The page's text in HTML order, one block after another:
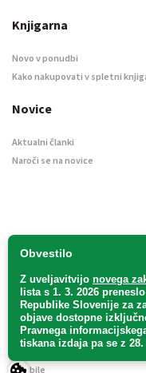
Obvestilo
Z uveljavitvijo novega
lista s 1. 3. 2026 preneslo
Republike Slovenije za
objave dostopne
Pravnega
tiskana izdaja pa se z
Knjigarna
Novo v ponudbi
Kako nakupovati v spletni
Novice
Aktualni članki
Naroči se na novice
Uradni list d. o. o. – v likvidaciji /
2Mobile